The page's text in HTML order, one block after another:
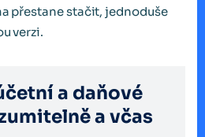
přestane stačit, jednoduše
verzi.
a daňové
a včas